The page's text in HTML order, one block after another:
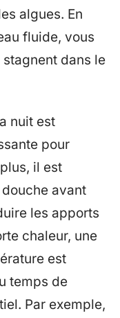
algues. En
fluide, vous
dans le
nuit est
pour
il est
avant
les apports
chaleur, une
est
temps de
Par exemple,